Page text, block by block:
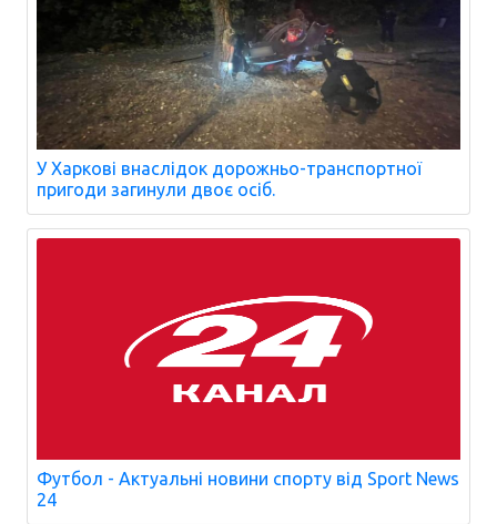
У Харкові внаслідок дорожньо-транспортної
пригоди загинули двоє осіб.
Футбол - Актуальні новини спорту від Sport News
24